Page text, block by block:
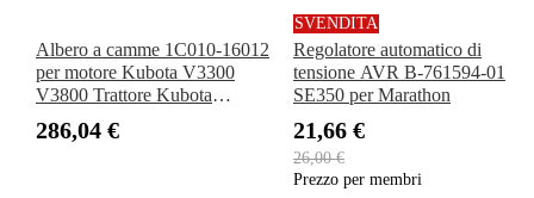
Albero a camme 1C010-16012
per motore Kubota V3300
V3800 Trattore Kubota
M8540DT M9000 M9540DT
286,04 €
SVENDITA
Regolatore automatico di
tensione AVR B-761594-01
SE350 per Marathon
21,66 €
26,00 €
Prezzo per membri